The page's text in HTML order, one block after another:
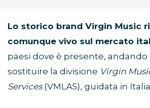
Lo storico brand Virgin Music
comunque vivo sul mercato
paesi dove è presente, andando
sostituire la divisione Virgin
Services(VMLAS), guidata in